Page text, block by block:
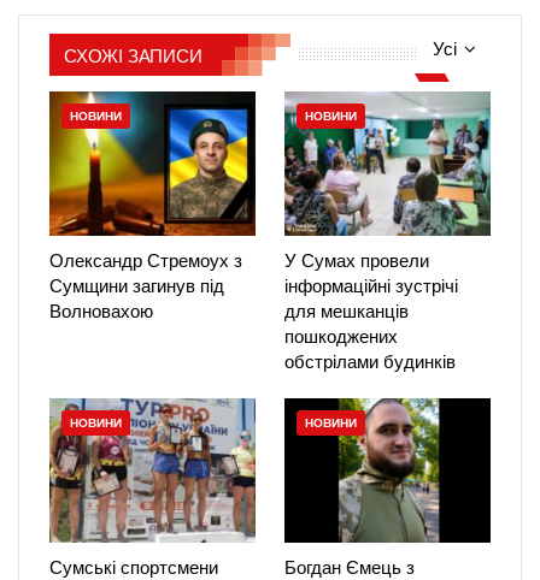
Усі
СХОЖІ ЗАПИСИ
НОВИНИ
Олександр Стремоух з
Сумщини загинув під
Волновахою
НОВИНИ
У Сумах провели
інформаційні зустрічі
для мешканців
пошкоджених
обстрілами будинків
НОВИНИ
Сумські спортсмени
НОВИНИ
Богдан Ємець з